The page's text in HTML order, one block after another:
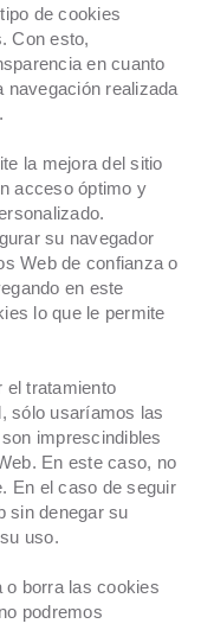
de cookies
Con esto,
en cuanto
navegación realizada
la mejora del sitio
acceso óptimo y
su navegador
Web de confianza o
en este
lo que le permite
el tratamiento
sólo usaríamos las
imprescindibles
En este caso, no
En el caso de seguir
sin denegar su
uso.
o borra las cookies
podremos